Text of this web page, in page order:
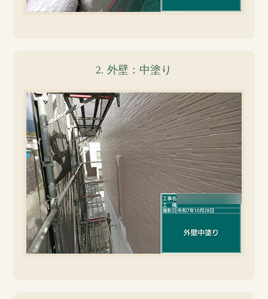
2. 外壁：中塗り